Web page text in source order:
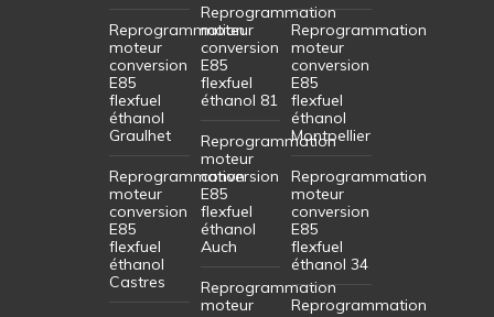
Reprogrammation
moteur
conversion
E85
flexfuel
éthanol
Graulhet
Reprogrammation
moteur
conversion
E85
flexfuel
éthanol
Castres
Reprogrammation
moteur
conversion
E85
flexfuel
éthanol 81
Reprogrammation
moteur
conversion
E85
flexfuel
éthanol
Auch
Reprogrammation
moteur
Reprogrammation
moteur
conversion
E85
flexfuel
éthanol
Montpellier
Reprogrammation
moteur
conversion
E85
flexfuel
éthanol 34
Reprogrammation